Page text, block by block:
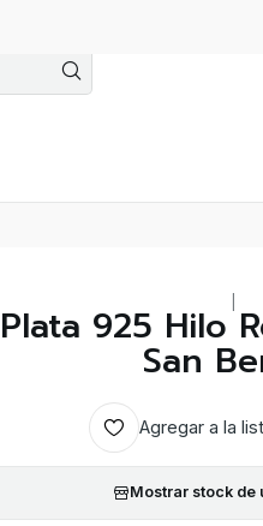
925 Hilo
San
Agregar a la
Mostrar stock de